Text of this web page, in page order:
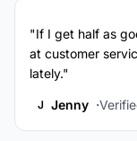
"If I get half as
at customer
lately."
J Jenny